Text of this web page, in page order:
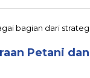
Petani dan